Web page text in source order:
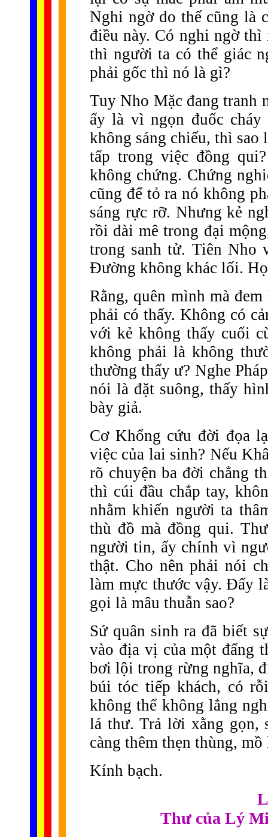
Nghi ngờ do thế cũng là
điều này. Có nghi ngờ
thì người ta có thể giác
phải gốc thì nó là gì?
Tuy Nho Mặc đang tranh
ấy là vì ngọn đuốc
không sáng chiếu, thì
tấp trong việc đồng
không chứng. Chứng
cũng để tỏ ra nó không
sáng rực rỡ. Nhưng kẻ
rồi dài mê trong đại
trong sanh tử. Tiên Nho
Đường không khác lối.
Rằng, quên mình mà
phải có thấy. Không có
với kẻ không thấy cuối
không phải là không
thường thấy ư? Nghe
nói là đặt suông, thấy
bày giả.
Cơ Khổng cứu đời đọa
việc của lai sinh? Nếu
rõ chuyện ba đời chẳng
thì cúi đầu chắp tay,
nhằm khiến người ta
thù đồ mà đồng qui.
người tin, ấy chính vì
thật. Cho nên phải nói
làm mực thước vậy. Đấy
gọi là mâu thuẫn sao?
Sứ quân sinh ra đã biết
vào địa vị của một đấng
bơi lội trong rừng nghĩa,
búi tóc tiếp khách, có
không thể không lắng
lá thư. Trả lời xằng gọn,
càng thêm thẹn thùng,
Kính bạch.
Thư của Lý